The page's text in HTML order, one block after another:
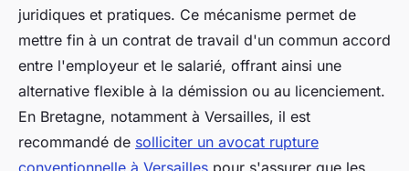
juridiques et pratiques. Ce mécanisme permet de
mettre fin à un contrat de travail d'un commun accord
entre l'employeur et le salarié, offrant ainsi une
alternative flexible à la démission ou au licenciement.
En Bretagne, notamment à Versailles, il est
recommandé de solliciter un avocat rupture